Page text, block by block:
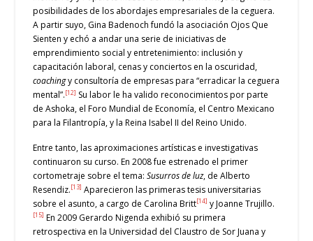
posibilidades de los abordajes empresariales de la ceguera.
A partir suyo, Gina Badenoch fundó la asociación Ojos Que
Sienten y echó a andar una serie de iniciativas de
emprendimiento social y entretenimiento: inclusión y
capacitación laboral, cenas y conciertos en la oscuridad,
coachingy consultoría de empresas para “erradicar la ceguera
mental”.[12] Su labor le ha valido reconocimientos por parte
de Ashoka, el Foro Mundial de Economía, el Centro Mexicano
para la Filantropía, y la Reina Isabel II del Reino Unido.
Entre tanto, las aproximaciones artísticas e investigativas
continuaron su curso. En 2008 fue estrenado el primer
cortometraje sobre el tema:Susurros de luz, de Alberto
Resendiz.[13] Aparecieron las primeras tesis universitarias
sobre el asunto, a cargo de Carolina Britt[14] y Joanne Trujillo.
[15] En 2009 Gerardo Nigenda exhibió su primera
retrospectiva en la Universidad del Claustro de Sor Juana y